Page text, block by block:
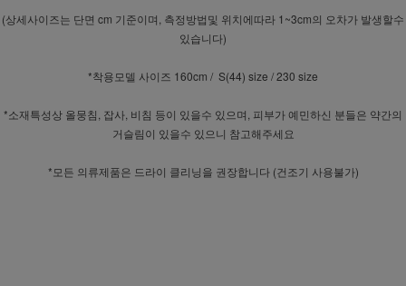
(상세사이즈는 단면 cm 기준이며, 측정방법및 위치에따라 1~3cm의 오차가 발생할수
있습니다)
*착용모델 사이즈 160cm / S(44) size / 230 size
*소재특성상 올뭉침, 잡사, 비침 등이 있을수 있으며, 피부가 예민하신 분들은 약간의
거슬림이 있을수 있으니 참고해주세요
*모든 의류제품은 드라이 클리닝을 권장합니다 (건조기 사용불가)